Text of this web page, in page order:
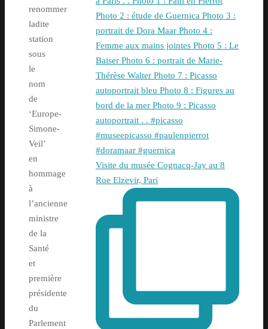
renommer
ladite
station
sous
le
nom
de
‘Europe-
Simone-
Veil’
en
hommage
à
l’ancienne
ministre
de la
Santé
et
première
présidente
du
Parlement
Visite du musée Cognacq-Jay au 8
Rue Elzevir, Pari